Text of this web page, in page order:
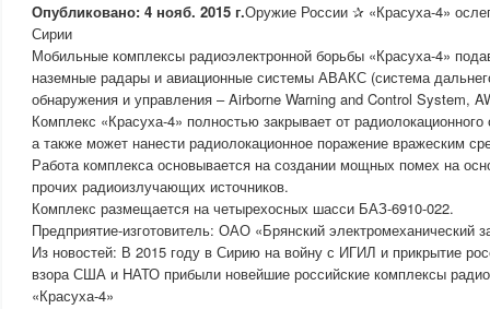
Опубликовано: 4 нояб. 2015 г.Оружие России ✰ «Красуха-4»
Сирии
Мобильные комплексы радиоэлектронной борьбы «Красуха-4»
наземные радары и авиационные системы АВАКС (система
обнаружения и управления – Airborne Warning and Control System,
Комплекс «Красуха-4» полностью закрывает от
а также может нанести радиолокационное поражение вражеским
Работа комплекса основывается на создании мощных помех на
прочих радиоизлучающих источников.
Комплекс размещается на четырехосных шасси БАЗ-6910-022.
Предприятие-изготовитель: ОАО «Брянский электромеханический
Из новостей: В 2015 году в Сирию на войну с ИГИЛ и прикрытие
взора США и НАТО прибыли новейшие российские комплексы
«Красуха-4»